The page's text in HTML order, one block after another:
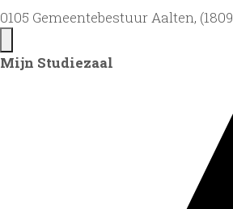
0105 Gemeentebestuur Aalten,
Mijn Studiezaal